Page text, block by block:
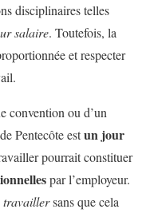
disciplinaires telles
salaire. Toutefois, la
et respecter
convention ou d’un
Pentecôte estun jour
pourrait constituer
par l’employeur.
travaillersans que cela